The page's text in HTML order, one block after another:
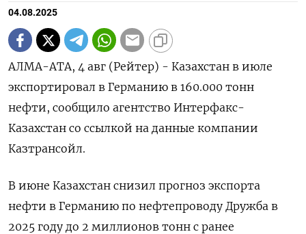
04.08.2025
АЛМА-АТА, 4 авг (Рейтер) - Казахстан в июле
экспортировал в Германию в 160.000 тонн
нефти, сообщило агентство Интерфакс-
Казахстан со ссылкой на данные компании
Казтрансойл.
В июне Казахстан снизил прогноз экспорта
нефти в Германию по нефтепроводу Дружба в
2025 году до 2 миллионов тонн с ранее